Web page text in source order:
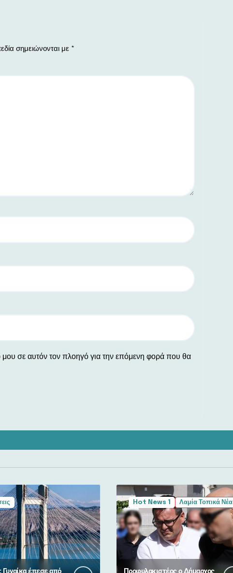
σημειώνονται με *
σε αυτόν τον πλοηγό για την επόμενη φορά που θα
Γυναίκα έπεσε από
Hot News 1 Λαμία Τοπικά Νέα
Προφυλακιστέος ο Δήμαρχος